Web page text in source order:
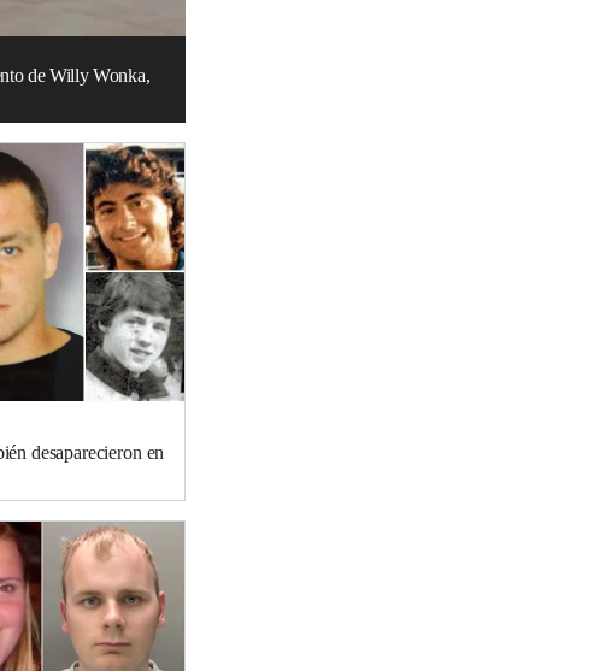
de Willy Wonka,
desaparecieron en